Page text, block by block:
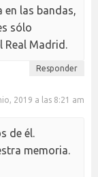
las bandas,
sólo
Real Madrid.
Responder
2019 a las 8:21 am
de él.
memoria.